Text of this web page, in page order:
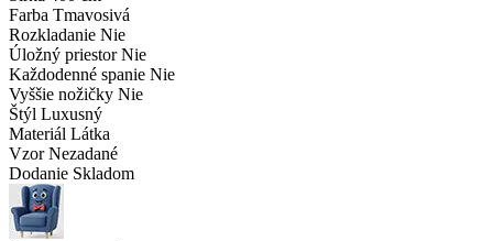
Farba Tmavosivá
Rozkladanie Nie
Úložný priestor Nie
Každodenné spanie Nie
Vyššie nožičky Nie
Štýl Luxusný
Materiál Látka
Vzor Nezadané
Dodanie Skladom